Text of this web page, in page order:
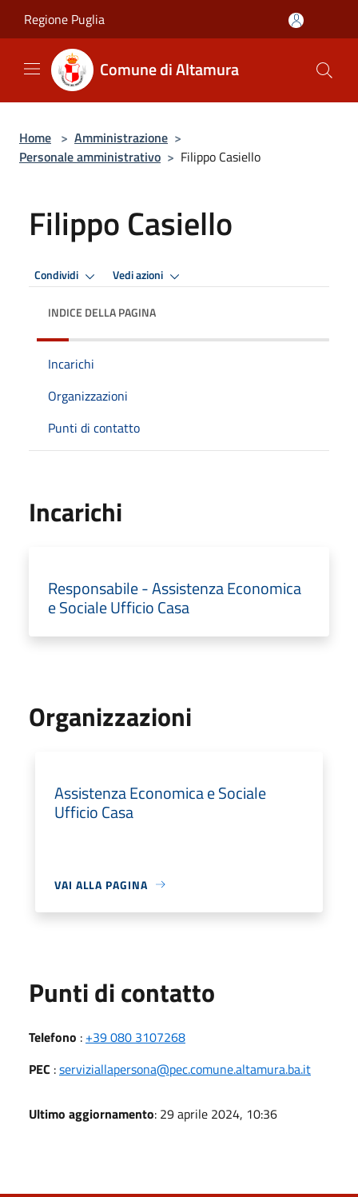
Regione Puglia
Comune di Altamura
Home > Amministrazione >
Personale amministrativo > Filippo Casiello
Filippo Casiello
Condividi Vedi azioni
INDICE DELLA PAGINA
Incarichi
Organizzazioni
Punti di contatto
Incarichi
Responsabile - Assistenza Economica
e Sociale Ufficio Casa
Organizzazioni
Assistenza Economica e Sociale
Ufficio Casa
VAI ALLA PAGINA
Punti di contatto
Telefono : +39 080 3107268
PEC :serviziallapersona@pec.comune.altamura.ba.it
Ultimo aggiornamento: 29 aprile 2024, 10:36